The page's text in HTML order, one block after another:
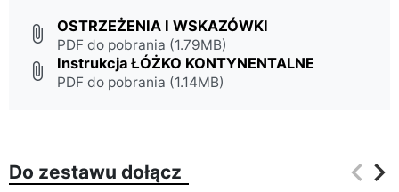
attach_file OSTRZEŻENIA I WSKAZÓWKI
PDF do pobrania (1.79MB)
attach_file Instrukcja ŁÓŻKO KONTYNENTALNE
PDF do pobrania (1.14MB)
Do zestawu dołącz keyboard_arrow_left
keyboard_arrow_right